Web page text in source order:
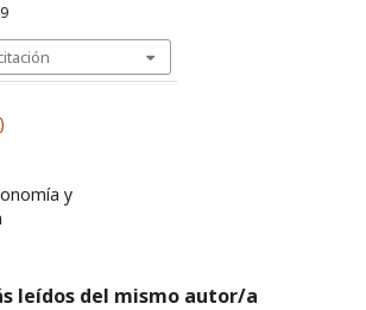
y
leídos del mismo autor/a